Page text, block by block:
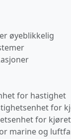
øyeblikkelig
for hastighet
for
for
marine og